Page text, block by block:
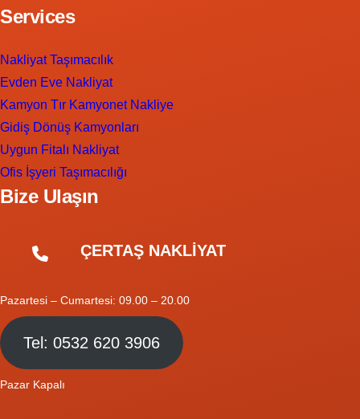
Services
Nakliyat Taşımacılık
Evden Eve Nakliyat
Kamyon Tır Kamyonet Nakliye
Gidiş Dönüş Kamyonları
Uygun Fitalı Nakliyat
Ofis İşyeri Taşımacılığı
Bize Ulaşın
ÇERTAŞ NAKLİYAT
Pazartesi – Cumartesi: 09.00 – 20.00
Tel: 0532 620 3906
Pazar Kapalı